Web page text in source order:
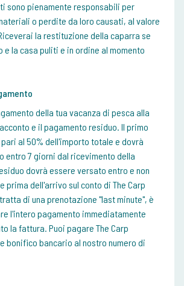
sono pienamente responsabili per
o perdite da loro causati, al valore
la restituzione della caparra se
e la casa puliti e in ordine al momento
della tua vacanza di pesca alla
e il pagamento residuo. Il primo
al 50% dell'importo totale e dovrà
entro 7 giorni dal ricevimento della
dovrà essere versato entro e non
prima dell'arrivo sul conto di The Carp
di una prenotazione "last minute", è
l'intero pagamento immediatamente
la fattura. Puoi pagare The Carp
bonifico bancario al nostro numero di